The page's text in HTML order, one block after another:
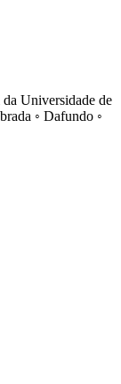
Universidade de
◦ Dafundo ◦